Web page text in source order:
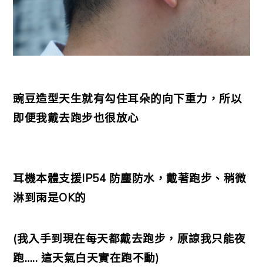
豌豆造型天生就有勾住耳朵的向下重力，所以
即便我戴去跑步也很放心
耳機本體支援IP54 防塵防水，戴著跑步、稍微
淋到雨是OK的
(我入手到現在每天都戴去跑步，原諒我只能夜
跑….. 這天氣白天實在跑不動)